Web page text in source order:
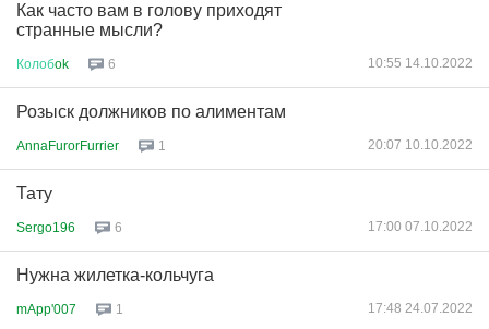
Как часто вам в голову приходят
странные мысли?
Колобok 6 10:55 14.10.2022
Розыск должников по алиментам
AnnaFurorFurrier 1 20:07 10.10.2022
Тату
Sergo196 6 17:00 07.10.2022
Нужна жилетка-кольчуга
mApp'007 1 17:48 24.07.2022